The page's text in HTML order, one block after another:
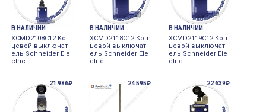
В НАЛИЧИИ
XCMD2108C12 Кон
цевой выключат
ель Schneider Ele
ctric
В НАЛИЧИИ
XCMD2118C12 Кон
цевой выключат
ель Schneider Ele
ctric
В НАЛИЧИИ
XCMD2119C12 Кон
цевой выключат
ель Schneider Ele
ctric
21 986₽ 24 595₽ 22 639₽